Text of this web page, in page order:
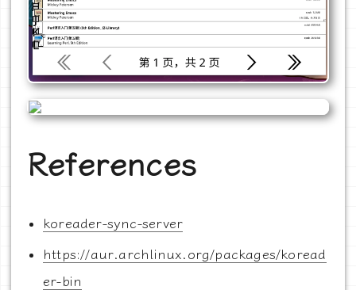
References
koreader-sync-server
https://aur.archlinux.org/packages/koread
er-bin